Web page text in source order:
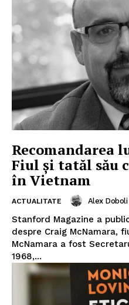
Recomandarea
Fiul și tatăl său
în Vietnam
ACTUALITATE Alex Doboli
Stanford Magazine a
despre Craig McNamara,
McNamara a fost
1968,...